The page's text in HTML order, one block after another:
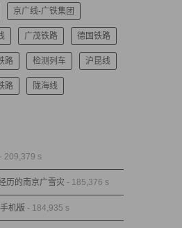
京广线-广铁集团
广茂铁路 德国铁路
路 检测列车 沪昆线
路 陇海线
- 209,379 s
历的南京广雪灾 - 185,376 s
机版 - 184,935 s